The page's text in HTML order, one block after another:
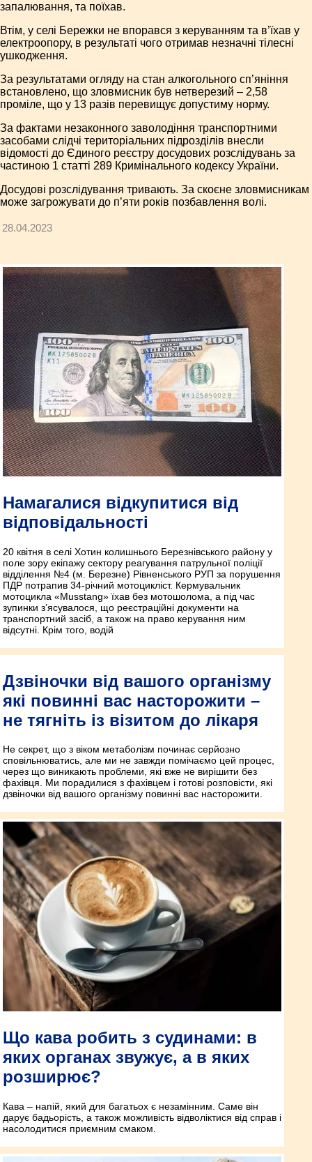
запалювання, та поїхав.
Втім, у селі Бережки не впорався з керуванням та в’їхав у
електроопору, в результаті чого отримав незначні тілесні
ушкодження.
За результатами огляду на стан алкогольного сп’яніння
встановлено, що зловмисник був нетверезий – 2,58
проміле, що у 13 разів перевищує допустиму норму.
За фактами незаконного заволодіння транспортними
засобами слідчі територіальних підрозділів внесли
відомості до Єдиного реєстру досудових розслідувань за
частиною 1 статті 289 Кримінального кодексу України.
Досудові розслідування тривають. За скоєне зловмисникам
може загрожувати до п’яти років позбавлення волі.
28.04.2023
Намагалися відкупитися від
відповідальності
20 квітня в селі Хотин колишнього Березнівського району у
поле зору екіпажу сектору реагування патрульної поліції
відділення №4 (м. Березне) Рівненського РУП за порушення
ПДР потрапив 34-річний мотоцикліст. Кермувальник
мотоцикла «Musstang» їхав без мотошолома, а під час
зупинки з’ясувалося, що реєстраційні документи на
транспортний засіб, а також на право керування ним
відсутні. Крім того, водій
Дзвіночки від вашого організму
які повинні вас насторожити –
не тягніть із візитом до лікаря
Не секрет, що з віком метаболізм починає серйозно
сповільнюватись, але ми не завжди помічаємо цей процес,
через що виникають проблеми, які вже не вирішити без
фахівця. Ми порадилися з фахівцем і готові розповісти, які
дзвіночки від вашого організму повинні вас насторожити.
Що кава робить з судинами: в
яких органах звужує, а в яких
розширює?
Кава – напій, який для багатьох є незамінним. Саме він
дарує бадьорість, а також можливість відволіктися від справ і
насолодитися приємним смаком.